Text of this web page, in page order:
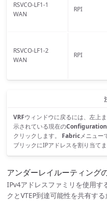
RSVCO-LF1-1
WAN
RPI
RSVCO-LF1-2
WAN
RPI
VRFウィンドウに戻るには、左上
示されている現在の
クリックします。 Fabricメニュー
ブリックにIPアドレスを割り当てま
アンダーレイルーティング
IPv4アドレスファミリを使用す
クとVTEP到達可能性を共有す